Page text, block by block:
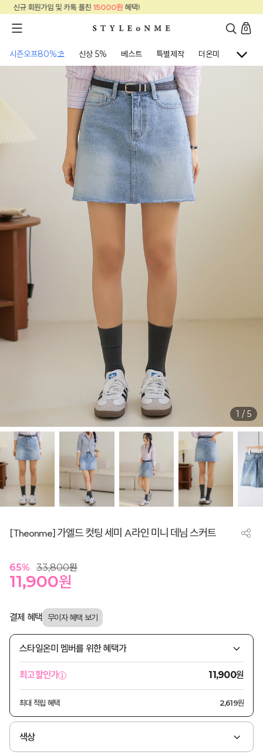
신규 회원가입 및 카톡 플친
0
시즌오프80%⛱ 신상 5% 베스트 특별제작 더온미 골프웨어
1 / 5
[Theonme] 가엘드 컷팅 세미 A라인 미니 데님 스커트
65% 33,800원
11,900원
결제 혜택
스타일온미 멤버를 위한 혜택가
최고할인가 11,900원
최대 적립 혜택 2,619원
색상